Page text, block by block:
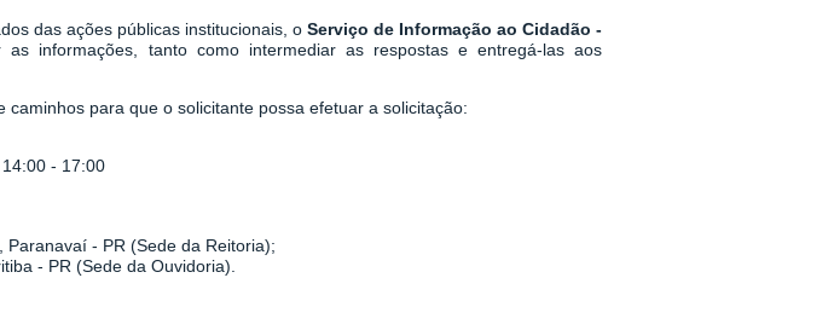
das ações públicas institucionais, o Serviço de Informação ao Cidadão -
as informações, tanto como intermediar as respostas e entregá-las aos
caminhos para que o solicitante possa efetuar a solicitação:
- 17:00
- PR (Sede da Reitoria);
- PR (Sede da Ouvidoria).